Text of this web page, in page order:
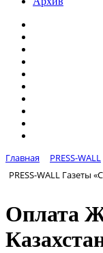
Главная
PRESS-WALL
PRESS-WALL Газеты
Оплата